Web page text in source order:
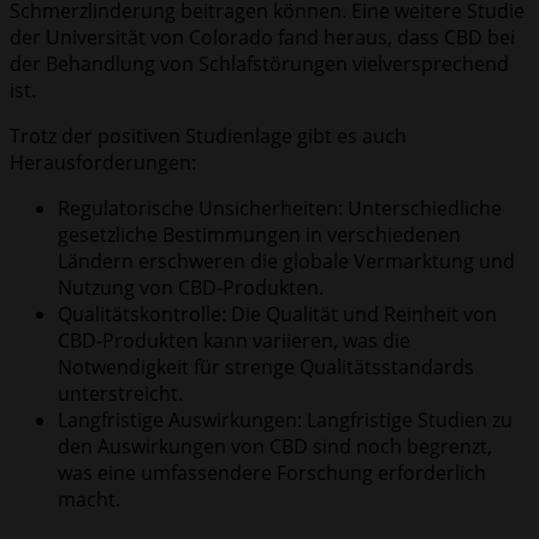
Schmerzlinderung beitragen können. Eine weitere Studie
der Universität von Colorado fand heraus, dass CBD bei
der Behandlung von Schlafstörungen vielversprechend
ist.
Trotz der positiven Studienlage gibt es auch
Herausforderungen:
Regulatorische Unsicherheiten: Unterschiedliche
gesetzliche Bestimmungen in verschiedenen
Ländern erschweren die globale Vermarktung und
Nutzung von CBD-Produkten.
Qualitätskontrolle: Die Qualität und Reinheit von
CBD-Produkten kann variieren, was die
Notwendigkeit für strenge Qualitätsstandards
unterstreicht.
Langfristige Auswirkungen: Langfristige Studien zu
den Auswirkungen von CBD sind noch begrenzt,
was eine umfassendere Forschung erforderlich
macht.